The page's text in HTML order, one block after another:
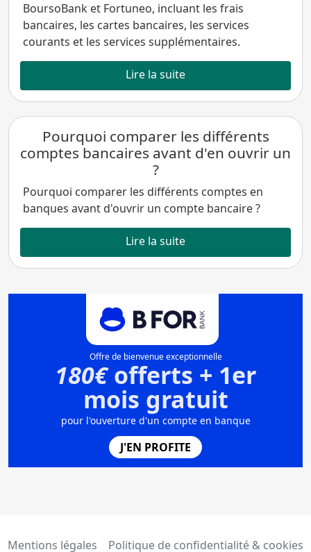
BoursoBank et Fortuneo, incluant les frais
bancaires, les cartes bancaires, les services
courants et les services supplémentaires.
Lire la suite
Pourquoi comparer les différents
comptes bancaires avant d'en ouvrir un
?
Pourquoi comparer les différents comptes en
banques avant d'ouvrir un compte bancaire ?
Lire la suite
Offre de bienvenue exceptionnelle
180€offerts + 1er
mois gratuit
pour l'ouverture d'un compte en banque
J'EN PROFITE
Mentions légales Politique de confidentialité & cookies